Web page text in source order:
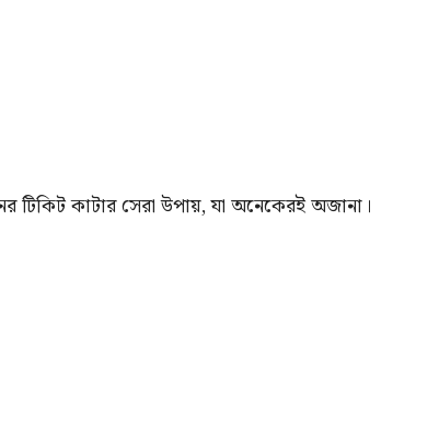
কাটার সেরা উপায়, যা অনেকেরই অজানা।